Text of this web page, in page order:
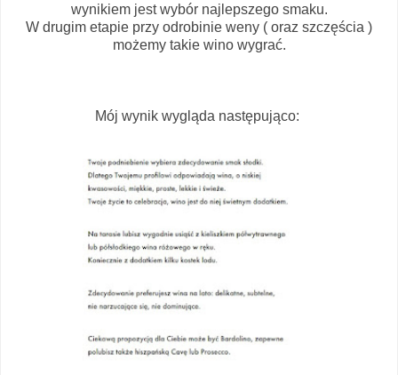
wynikiem jest wybór najlepszego smaku.
W drugim etapie przy odrobinie weny ( oraz szczęścia )
możemy takie wino wygrać.
Mój wynik wygląda następująco: